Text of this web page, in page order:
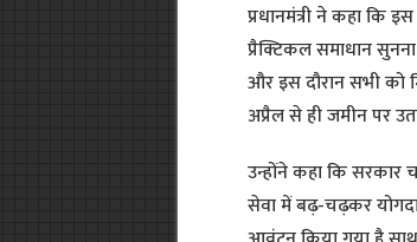
प्रधानमंत्री ने कहा कि
प्रैक्टिकल समाधान
और इस दौरान सभी को
अप्रैल से ही जमीन पर
उन्होंने कहा कि सरकार
सेवा में बढ़-चढ़कर